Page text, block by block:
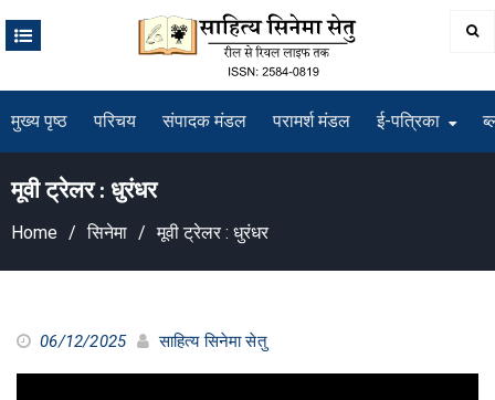
मुख्य पृष्ठ परिचय संपादक मंडल परामर्श मंडल ई-पत्रिका
मूवी ट्रेलर : धुरंधर
Home सिनेमा मूवी ट्रेलर : धुरंधर
06/12/2025 साहित्य सिनेमा सेतु